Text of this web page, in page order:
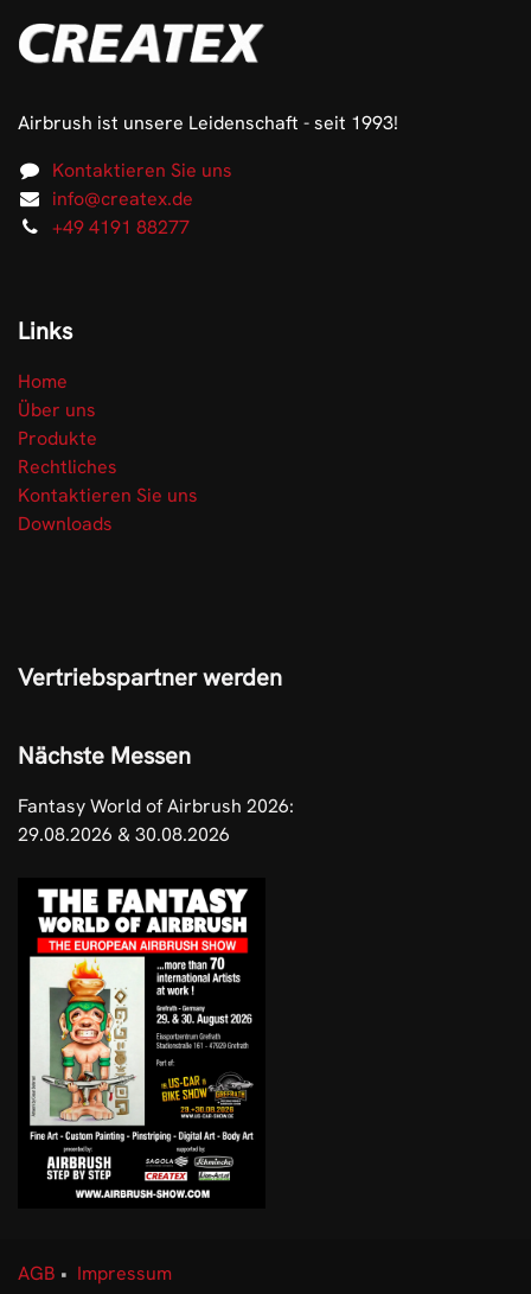
Airbrush ist unsere Leidenschaft - seit 1993!
Kontaktieren Sie uns
info@createx.de
+49 4191 88277
Links
Home
Über uns
Produkte
Rechtliches
Kontaktieren Sie uns
Downloads
Vertriebspartner werden
Nächste Messen
Fantasy World of Airbrush 2026:
29.08.2026 & 30.08.2026
AGB • Impressum